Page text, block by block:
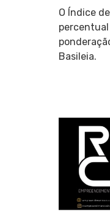
O Índice
percentual
Basileia.